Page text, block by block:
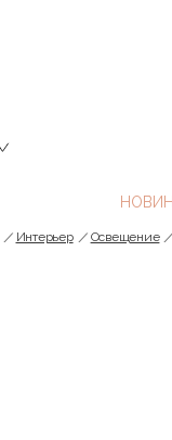
Интерьер Освещение